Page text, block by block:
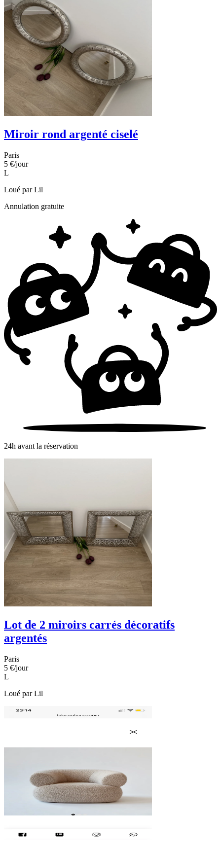
Miroir rond argenté ciselé
Paris
5 €/jour
L
Loué parLil
Annulation gratuite
24h avant la réservation
Lot de 2 miroirs carrés décoratifs
argentés
Paris
5 €/jour
L
Loué parLil